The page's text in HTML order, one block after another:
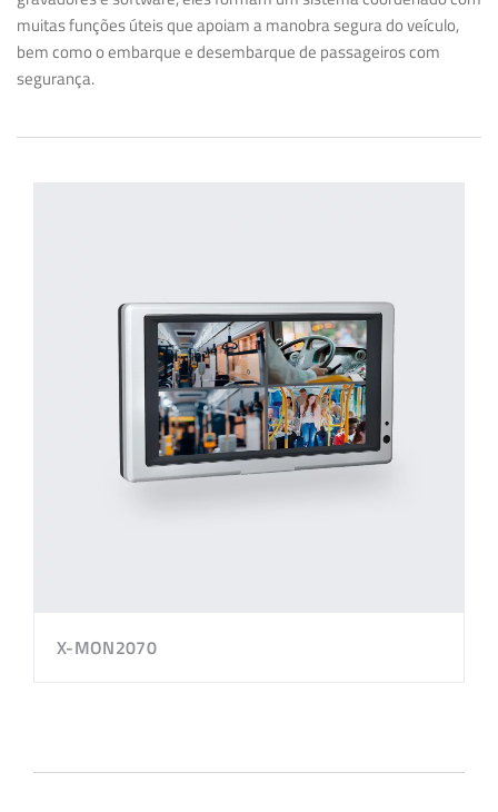
muitas funções úteis que apoiam a manobra segura do veículo,
bem como o embarque e desembarque de passageiros com
segurança.
X-MON2070